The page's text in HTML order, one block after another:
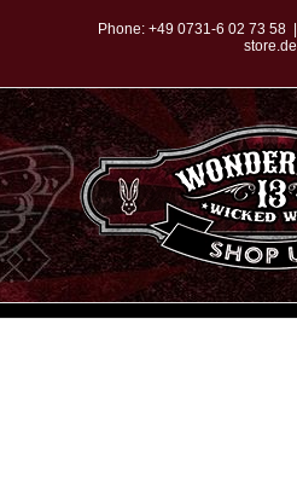
springen
Phone: +49 0731-6 02 73 58
store.de